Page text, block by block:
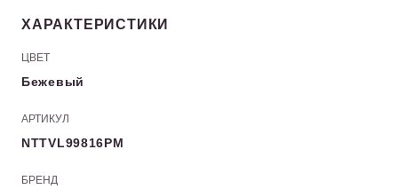
ХАРАКТЕРИСТИКИ
ЦВЕТ
Бежевый
АРТИКУЛ
NTTVL99816PM
БРЕНД